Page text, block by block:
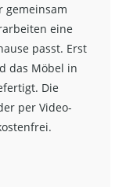
gemeinsam
eine
passt. Erst
das Möbel in
Die
per Video-